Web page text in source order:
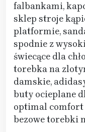
falbankami,
sklep stroje
platformie,
spodnie z
świecące dla
torebka na
damskie,
buty ocieplane
optimal comfort
bezowe torebki